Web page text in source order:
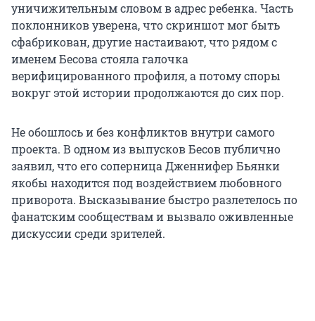
уничижительным словом в адрес ребенка. Часть
поклонников уверена, что скриншот мог быть
сфабрикован, другие настаивают, что рядом с
именем Бесова стояла галочка
верифицированного профиля, а потому споры
вокруг этой истории продолжаются до сих пор.
Не обошлось и без конфликтов внутри самого
проекта. В одном из выпусков Бесов публично
заявил, что его соперница Дженнифер Бьянки
якобы находится под воздействием любовного
приворота. Высказывание быстро разлетелось по
фанатским сообществам и вызвало оживленные
дискуссии среди зрителей.